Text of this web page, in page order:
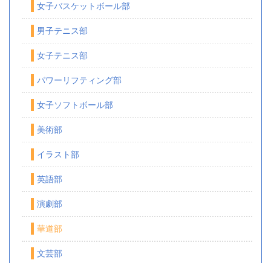
女子バスケットボール部
男子テニス部
女子テニス部
パワーリフティング部
女子ソフトボール部
美術部
イラスト部
英語部
演劇部
華道部
文芸部